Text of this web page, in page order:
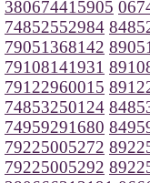
380674415905
74852552984
79051368142
79108141931
79122960015
74853250124
74959291680
79225005272
79225005292